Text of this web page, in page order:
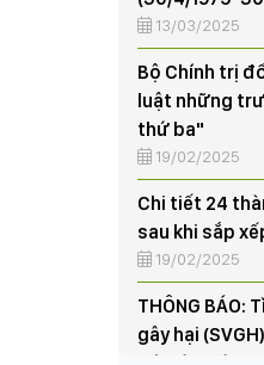
Bộ Chính trị
luật những
thứ ba"
19/02/2025
Chi tiết 24
sau khi sắp
19/02/2025
THÔNG BÁO:
gây hại
báo tình hình
02/2025
07/02/2025